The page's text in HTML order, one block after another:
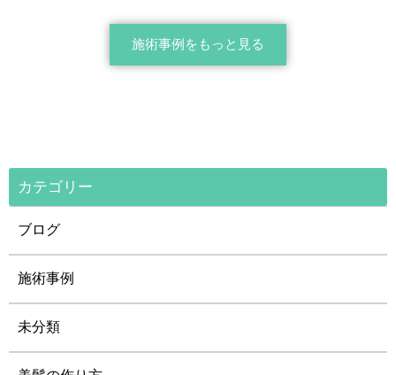
施術事例をもっと見る
カテゴリー
ブログ
施術事例
未分類